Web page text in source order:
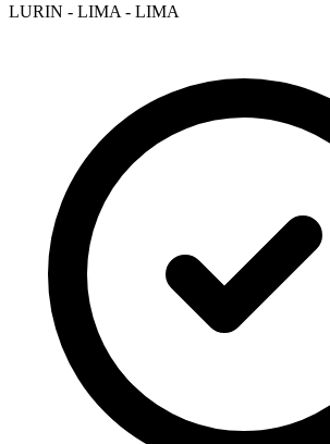
LURIN - LIMA - LIMA